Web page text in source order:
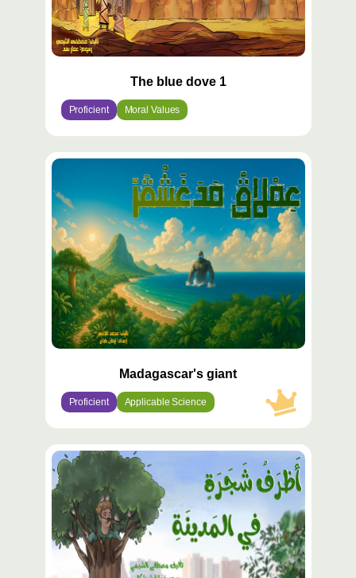
The blue dove 1
Proficient Moral Values
محتوى
Madagascar's giant
Proficient Applicable Science
محتوى
مميّز